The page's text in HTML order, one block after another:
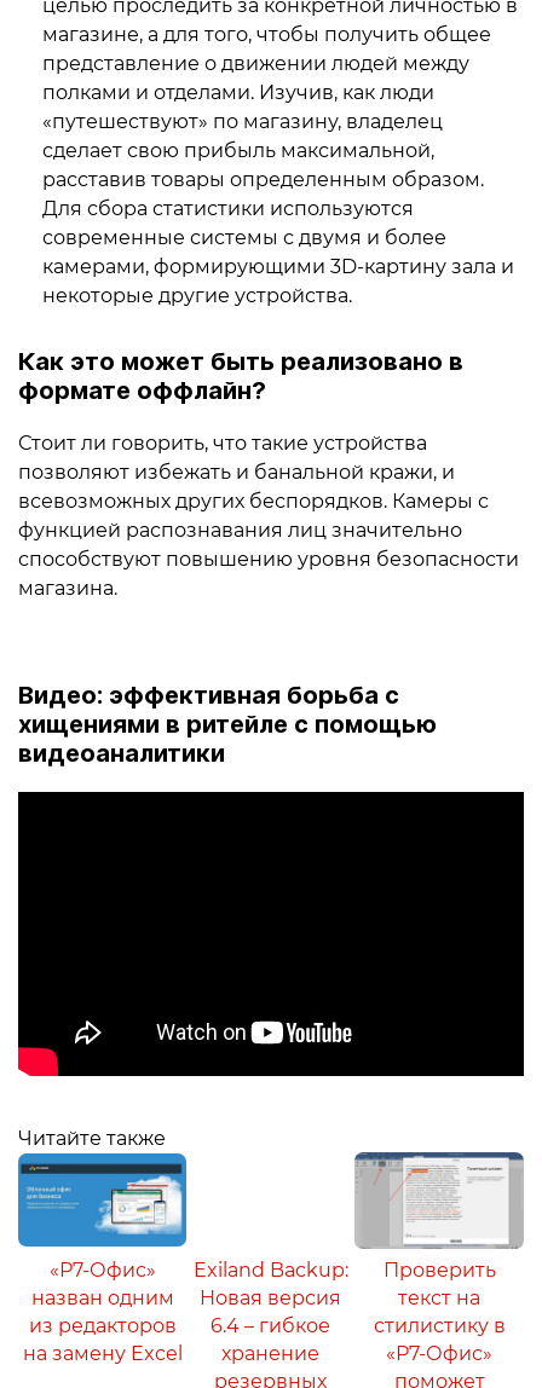
целью проследить за конкретной личностью в
магазине, а для того, чтобы получить общее
представление о движении людей между
полками и отделами. Изучив, как люди
«путешествуют» по магазину, владелец
сделает свою прибыль максимальной,
расставив товары определенным образом.
Для сбора статистики используются
современные системы с двумя и более
камерами, формирующими 3D-картину зала и
некоторые другие устройства.
Как это может быть реализовано в
формате оффлайн?
Стоит ли говорить, что такие устройства
позволяют избежать и банальной кражи, и
всевозможных других беспорядков. Камеры с
функцией распознавания лиц значительно
способствуют повышению уровня безопасности
магазина.
Видео: эффективная борьба с
хищениями в ритейле с помощью
видеоаналитики
Читайте также
«Р7-Офис»
назван одним
из редакторов
на замену Excel
Exiland Backup:
Новая версия
6.4 – гибкое
хранение
резервных
Проверить
текст на
стилистику в
«Р7-Офис»
поможет